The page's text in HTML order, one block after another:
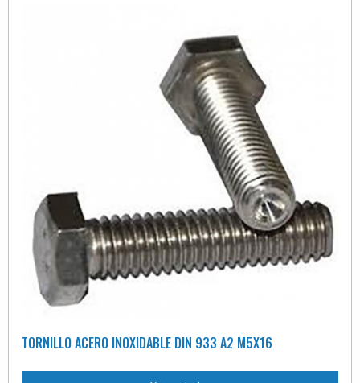
TORNILLO ACERO INOXIDABLE DIN 933 A2 M5X16